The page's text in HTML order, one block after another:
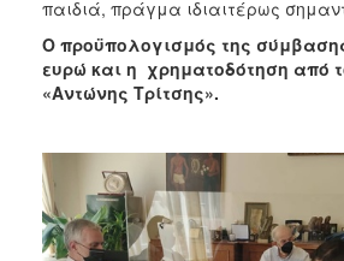
παιδιά, πράγμα ιδιαιτέρως
Ο προϋπολογισμός της σύμβασης
ευρώ και η χρηματοδότηση από
«Αντώνης Τρίτσης».